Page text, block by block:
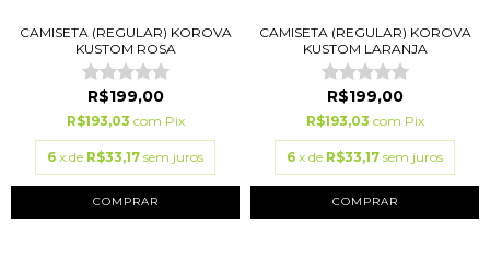
CAMISETA (REGULAR) KOROVA
KUSTOM ROSA
R$199,00
R$193,03 com Pix
6 x de R$33,17 sem juros
COMPRAR
CAMISETA (REGULAR) KOROVA
KUSTOM LARANJA
R$199,00
R$193,03 com Pix
6 x de R$33,17 sem juros
COMPRAR